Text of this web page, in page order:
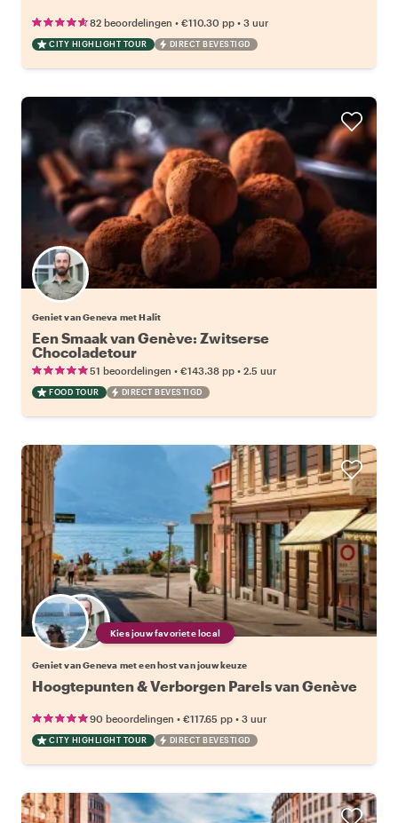
82 beoordelingen • €110.30 pp • 3 uur
CITY HIGHLIGHT TOUR DIRECT BEVESTIGD
Geniet van Geneva met Halit
Een Smaak van Genève: Zwitserse
Chocoladetour
51 beoordelingen • €143.38 pp • 2.5 uur
FOOD TOUR DIRECT BEVESTIGD
Kies jouw favoriete local
Geniet van Geneva met een host van jouw keuze
Hoogtepunten & Verborgen Parels van Genève
90 beoordelingen • €117.65 pp • 3 uur
CITY HIGHLIGHT TOUR DIRECT BEVESTIGD